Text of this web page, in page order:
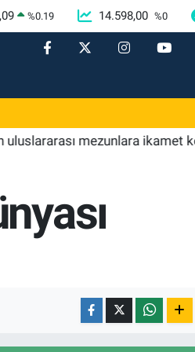
%0.19 14.598,00 %0
mezunlara ikamet